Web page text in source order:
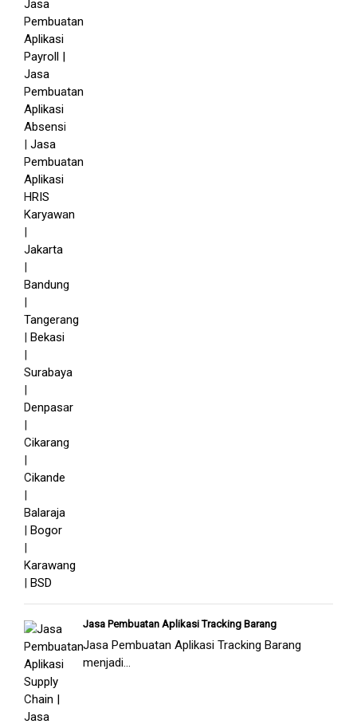
Jasa Pembuatan Aplikasi Tracking Barang
Jasa Pembuatan Aplikasi Tracking Barang
menjadi...